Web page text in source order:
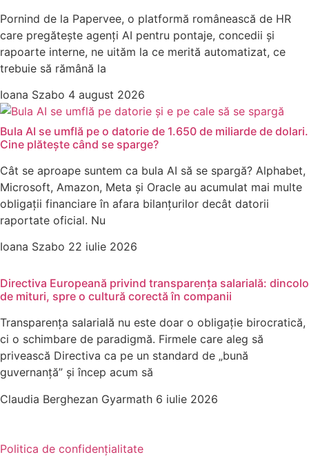
Pornind de la Papervee, o platformă românească de HR
care pregătește agenți AI pentru pontaje, concedii și
rapoarte interne, ne uităm la ce merită automatizat, ce
trebuie să rămână la
Ioana Szabo 4 august 2026
Bula AI se umflă pe o datorie de 1.650 de miliarde de dolari.
Cine plătește când se sparge?
Cât se aproape suntem ca bula AI să se spargă? Alphabet,
Microsoft, Amazon, Meta și Oracle au acumulat mai multe
obligații financiare în afara bilanțurilor decât datorii
raportate oficial. Nu
Ioana Szabo 22 iulie 2026
Directiva Europeană privind transparența salarială: dincolo
de mituri, spre o cultură corectă în companii
Transparența salarială nu este doar o obligație birocratică,
ci o schimbare de paradigmă. Firmele care aleg să
privească Directiva ca pe un standard de „bună
guvernanță” și încep acum să
Claudia Berghezan Gyarmath 6 iulie 2026
Politica de confidențialitate